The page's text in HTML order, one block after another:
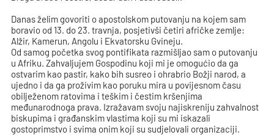
Danas želim govoriti o apostolskom putovanju na kojem sam
boravio od 13. do 23. travnja, posjetivši četiri afričke zemlje:
Alžir, Kamerun, Angolu i Ekvatorsku Gvineju.
Od samog početka svog pontifikata razmišljao sam o putovanju
u Afriku. Zahvaljujem Gospodinu koji mi je omogućio da ga
ostvarim kao pastir, kako bih susreo i ohrabrio Božji narod, a
ujedno i da ga proživim kao poruku mira u povijesnom času
obilježenom ratovima i teškim i čestim kršenjima
međunarodnoga prava. Izražavam svoju najiskreniju zahvalnost
biskupima i građanskim vlastima koji su mi iskazali
gostoprimstvo i svima onim koji su sudjelovali organizaciji.